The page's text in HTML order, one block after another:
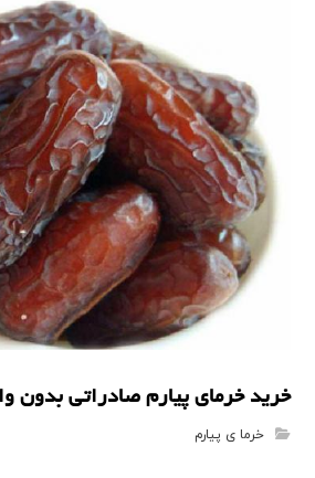
خرید خرمای پیارم صادراتی بدون
خرما ی پیارم